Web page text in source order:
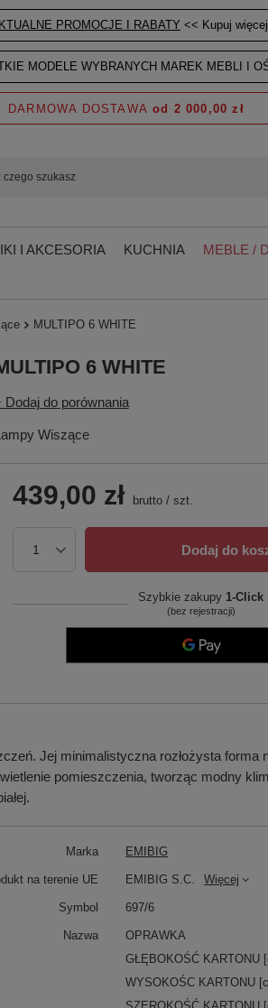
PROMOCJE I RABATY << Kupuj
MODELE WYBRANYCH MAREK MEBLI I
DARMOWA DOSTAWA od 2 000,00 zł
I AKCESORIA KUCHNIA MEBLE /
MULTIPO 6 WHITE
6 WHITE
Dodaj do porównania
Wiszące
439,00 zł brutto/ szt.
Dodaj do
Szybkie zakupy 1-Click
(bez rejestracji)
Jej minimalistyczna rozłożysta
pomieszczenia, tworząc modny
Marka EMIBIG
na terenie UE EMIBIG S.C. Więcej
Symbol 697/6
Nazwa
OPRAWKA
GŁĘBOKOŚĆ KARTONU
WYSOKOŚC KARTONU